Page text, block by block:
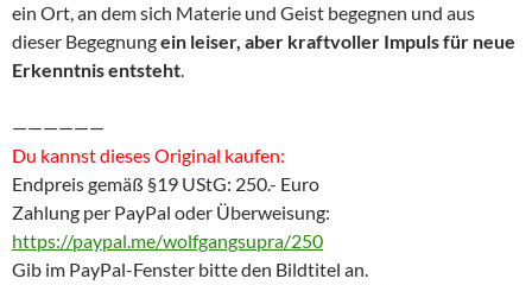
ein Ort, an dem sich Materie und Geist begegnen und aus
dieser Begegnungein leiser, aber kraftvoller Impuls für neue
Erkenntnis entsteht.
——————
Du kannst dieses Original kaufen:
Endpreis gemäß §19 UStG: 250.- Euro
Zahlung per PayPal oder Überweisung:
https://paypal.me/wolfgangsupra/250
Gib im PayPal-Fenster bitte den Bildtitel an.